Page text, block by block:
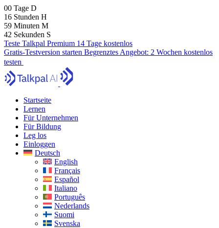
00 Tage D
16 Stunden H
59 Minuten M
40 Sekunden S
Teste Talkpal Premium 14 Tage kostenlos
Gratis-Testversion starten Begrenztes Angebot: 2 Wochen kostenlos
testen
Startseite
Lernen
Für Unternehmen
Für Bildung
Leg los
Einloggen
Deutsch
English
Français
Español
Italiano
Português
Nederlands
Suomi
Svenska